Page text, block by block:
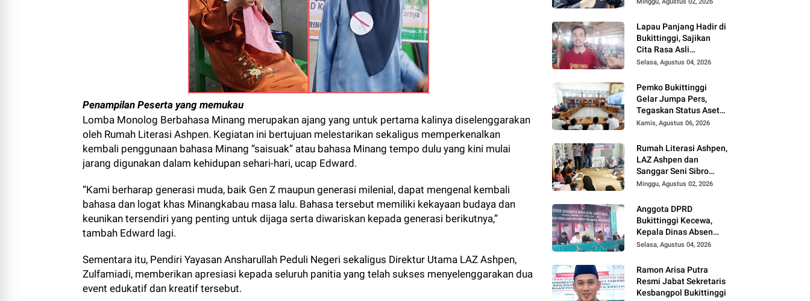
Penampilan Peserta yang memukau
Lomba Monolog Berbahasa Minang merupakan ajang yang untuk pertama kalinya diselenggarakan
oleh Rumah Literasi Ashpen. Kegiatan ini bertujuan melestarikan sekaligus memperkenalkan
kembali penggunaan bahasa Minang “saisuak” atau bahasa Minang tempo dulu yang kini mulai
jarang digunakan dalam kehidupan sehari-hari, ucap Edward.
“Kami berharap generasi muda, baik Gen Z maupun generasi milenial, dapat mengenal kembali
bahasa dan logat khas Minangkabau masa lalu. Bahasa tersebut memiliki kekayaan budaya dan
keunikan tersendiri yang penting untuk dijaga serta diwariskan kepada generasi berikutnya,”
tambah Edward lagi.
Sementara itu, Pendiri Yayasan Ansharullah Peduli Negeri sekaligus Direktur Utama LAZ Ashpen,
Zulfamiadi, memberikan apresiasi kepada seluruh panitia yang telah sukses menyelenggarakan dua
event edukatif dan kreatif tersebut.
Kondusivitas.
Lapau Panjang Hadir di
Bukittinggi, Sajikan
Cita Rasa Asli
Minangkabau dengan
Selasa, Agustus 04, 2026
Pemko Bukittinggi
Gelar Jumpa Pers,
Tegaskan Status Aset
Daerah dan Klarifikasi
UFDK
Kamis, Agustus 06, 2026
Rumah Literasi Ashpen,
LAZ Ashpen dan
Sanggar Seni Sibro
Hadirkan Bimbel
Anak-anak
Minggu, Agustus 02, 2026
Anggota DPRD
Bukittinggi Kecewa,
Kepala Dinas Absen
pada Reses Masa
2025/ 2026.
Selasa, Agustus 04, 2026
Ramon Arisa Putra
Resmi Jabat Sekretaris
Kesbangpol Bukittinggi